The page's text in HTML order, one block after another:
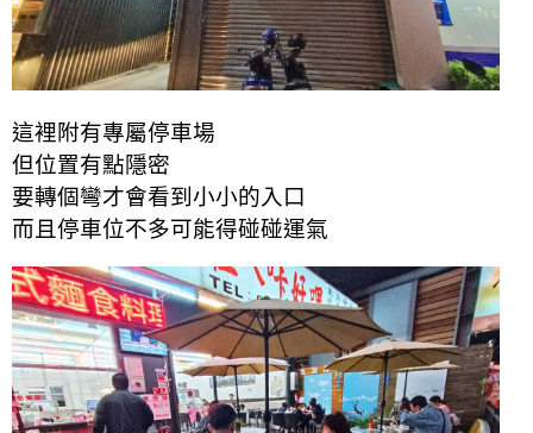
這裡附有專屬停車場
但位置有點隱密
要轉個彎才會看到小小的入口
而且停車位不多可能得碰碰運氣